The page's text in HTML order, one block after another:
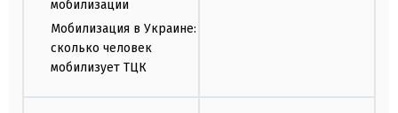
мобилизации
Мобилизация в Украине:
сколько человек
мобилизует ТЦК